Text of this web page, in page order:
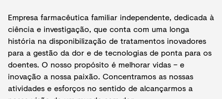
Empresa farmacêutica familiar independente, dedicada à
ciência e investigação, que conta com uma longa
história na disponibilização de tratamentos inovadores
para a gestão da dor e de tecnologias de ponta para os
doentes. O nosso propósito é melhorar vidas – e
inovação a nossa paixão. Concentramos as nossas
atividades e esforços no sentido de alcançarmos a